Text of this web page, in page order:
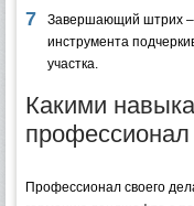
Завершающий штрих –
инструмента
участка.
Какими
профессионал
Профессионал своего